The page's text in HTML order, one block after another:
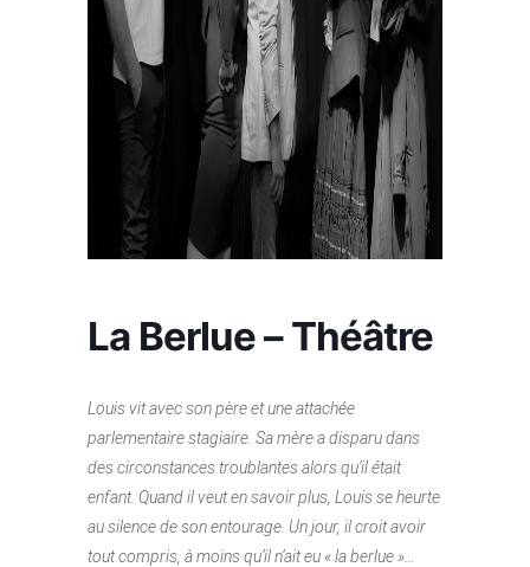
La Berlue – Théâtre
Louis vit avec son père et une attachée
parlementaire stagiaire. Sa mère a disparu dans
des circonstances troublantes alors qu’il était
enfant. Quand il veut en savoir plus, Louis se heurte
au silence de son entourage. Un jour, il croit avoir
tout compris, à moins qu’il n’ait eu « la berlue »…